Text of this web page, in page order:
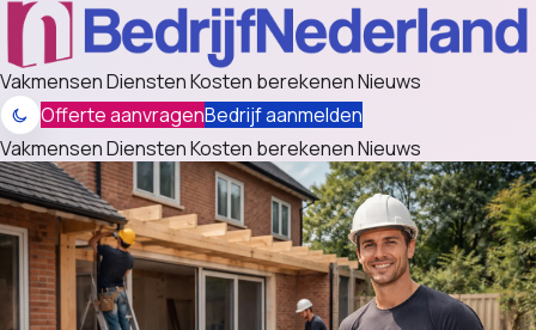
VakmensenDienstenKosten berekenenNieuws
Offerte aanvragenBedrijf aanmelden
VakmensenDienstenKosten berekenenNieuws